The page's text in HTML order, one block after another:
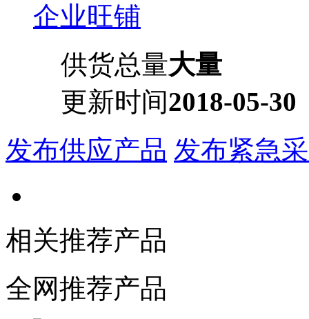
企业旺铺
供货总量大量
更新时间2018-05-30
发布供应产品 发布紧急
相关推荐产品
全网推荐产品